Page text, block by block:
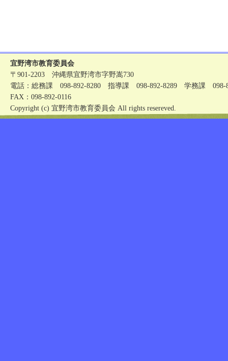
宜野湾市教育委員会
〒901-2203 沖縄県宜野湾市字野嵩730
電話：総務課 098-892-8280 指導課 098-892-8289 学務課 098-
FAX：098-892-0116
Copyright (c) 宜野湾市教育委員会 All rights resereved.